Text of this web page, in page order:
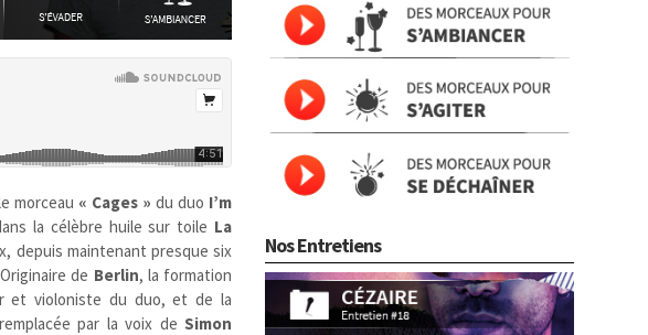
morceau « Cages » du duo I’m
la célèbre huile sur toile La
depuis maintenant presque six
de Berlin, la formation
et violoniste du duo, et de la
par la voix deSimon
Nos Entretiens